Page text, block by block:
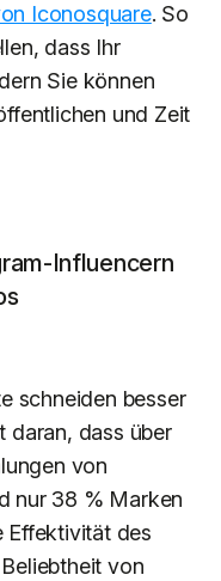
Iconosquare. So
dass Ihr
Sie können
und Zeit
Influencern
schneiden besser
daran, dass über
von
nur 38 % Marken
Effektivität des
von